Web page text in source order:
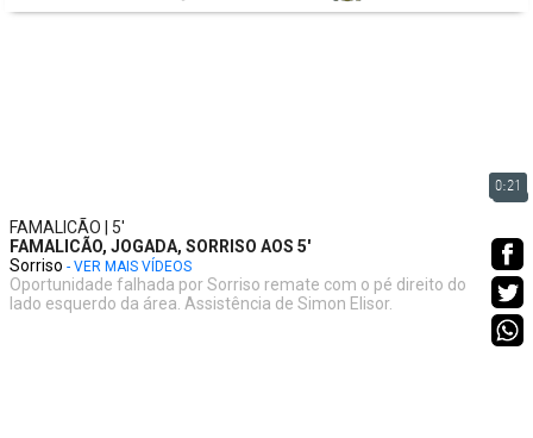
0:21
FAMALICÃO | 5'
FAMALICÃO, JOGADA, SORRISO AOS 5'
Sorriso - VER MAIS VÍDEOS
Oportunidade falhada por Sorriso remate com o pé direito do
lado esquerdo da área. Assistência de Simon Elisor.